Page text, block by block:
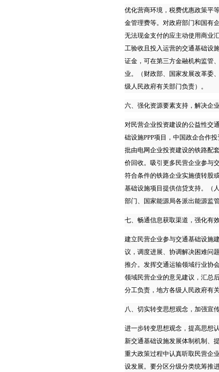
优化营商环境，税费优惠政策平
金管理费等。对政府部门和国有
无法现金支付的应主动使用商业
工验收且投入运营的交通基础设
证金，可在第三方金融机构监管
业。（财政部、国家发展改革委
级人民政府有关部门负责）。
六、强化资源要素支持，解决企
对民营企业投资建设的公益性交
础设施PPP项目，中国政企合作
批由电网企业投资建设的铁路配
价回收。吸引更多民营企业参与
符合条件的铁路企业实施债转股
基础设施项目提供信贷支持。（
部门、国家能源局各派出能源监
七、畅通信息获取渠道，强化有
建立民营企业参与交通基础设施
议，调度进展、协调解决困难问
推介。发挥交通运输领域行业协
领域民营企业的意见建议，汇总
分工负责，地方各级人民政府有
八、切实转变思想观念，加强宣
进一步转变思想观念，提高思想
新交通基础设施发展体制机制、
重大政策过程中认真听取民营企
设发展。要分区分级分类统筹推